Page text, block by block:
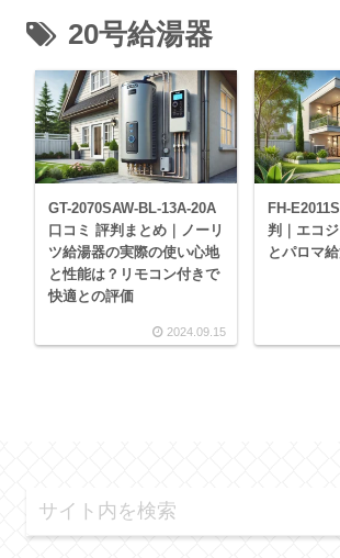
20号給湯器
GT-2070SAW-BL-13A-20A
口コミ 評判まとめ｜ノーリ
ツ給湯器の実際の使い心地
と性能は？リモコン付きで
快適との評価
2024.09.15
FH-
判｜エコ
とパロマ